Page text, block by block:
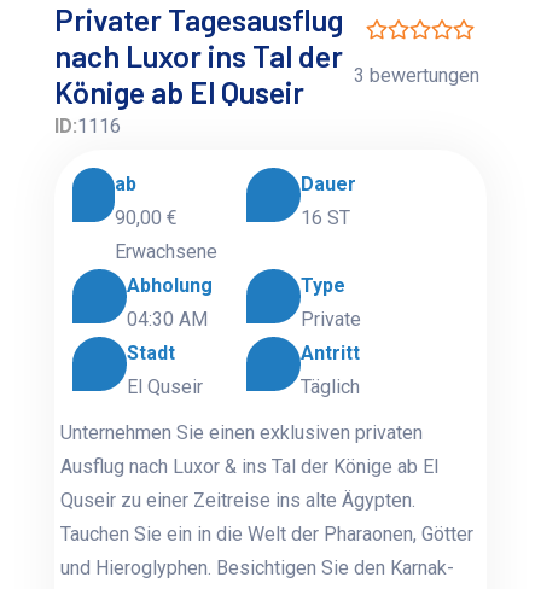
Privater Tagesausflug
nach Luxor ins Tal der
Könige ab El Quseir
ID:1116
3 bewertungen
ab
90,00 €
Erwachsene
Dauer
16 ST
Abholung
04:30 AM
Type
Private
Stadt
El Quseir
Antritt
Täglich
Unternehmen Sie einen exklusiven privaten
Ausflug nach Luxor & ins Tal der Könige ab El
Quseir zu einer Zeitreise ins alte Ägypten.
Tauchen Sie ein in die Welt der Pharaonen, Götter
und Hieroglyphen. Besichtigen Sie den Karnak-